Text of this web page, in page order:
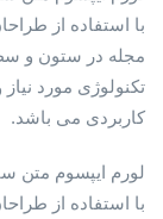
با استفاده از
مجله در ستون و
تکنولوژی مورد
کاربردی می باشد.
لورم ایپسوم متن
با استفاده از